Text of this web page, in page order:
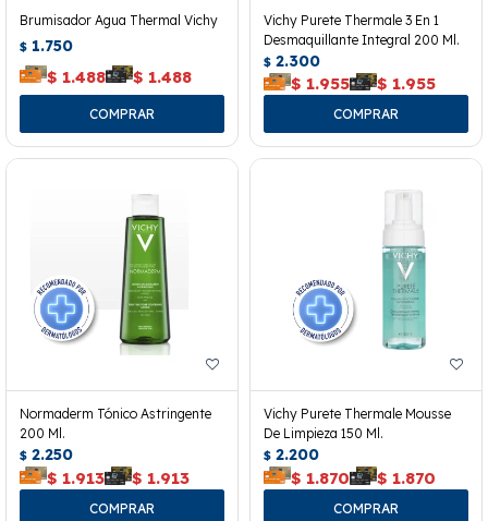
Brumisador Agua Thermal Vichy
$ 1.750
$ 1.488 $ 1.488
Vichy Purete Thermale 3 En 1
Desmaquillante Integral 200 Ml.
$ 2.300
$ 1.955 $ 1.955
Normaderm Tónico Astringente
200 Ml.
$ 2.250
$ 1.913 $ 1.913
Vichy Purete Thermale Mousse
De Limpieza 150 Ml.
$ 2.200
$ 1.870 $ 1.870